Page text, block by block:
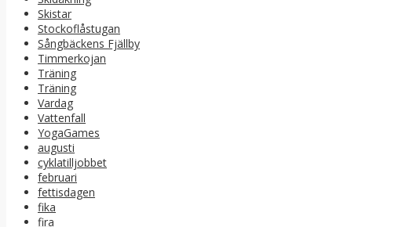
Skistar
Stockoflåstugan
Sångbäckens Fjällby
Timmerkojan
Träning
Träning
Vardag
Vattenfall
YogaGames
augusti
cyklatilljobbet
februari
fettisdagen
fika
fira